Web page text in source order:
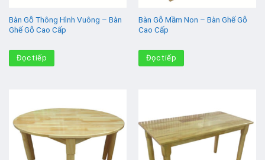
Bàn Gỗ Thông Hình Vuông – Bàn
Ghế Gỗ Cao Cấp
Đọc tiếp
Bàn Gỗ Mầm Non – Bàn Ghế Gỗ
Cao Cấp
Đọc tiếp